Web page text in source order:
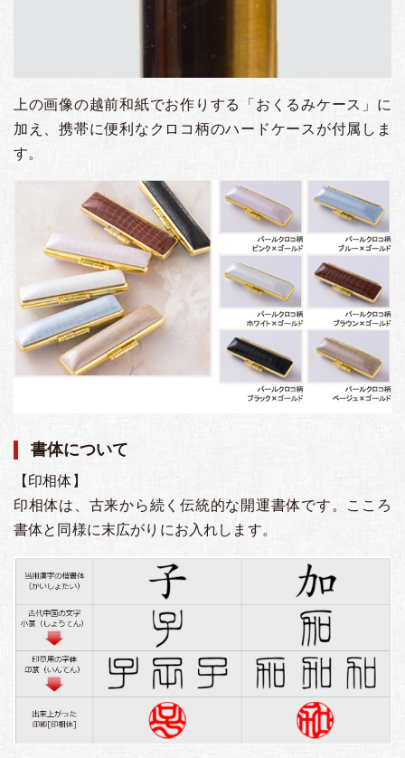
上の画像の越前和紙でお作りする「おくるみケース」に
加え、携帯に便利なクロコ柄のハードケースが付属しま
す。
書体について
【印相体】
印相体は、古来から続く伝統的な開運書体です。こころ
書体と同様に末広がりにお入れします。